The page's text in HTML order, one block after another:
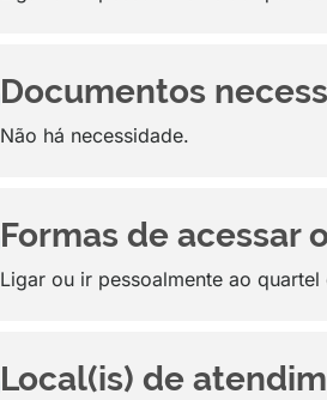
Documentos
Não há necessidade.
Formas de acessar
Ligar ou ir pessoalmente ao
Local(is) de